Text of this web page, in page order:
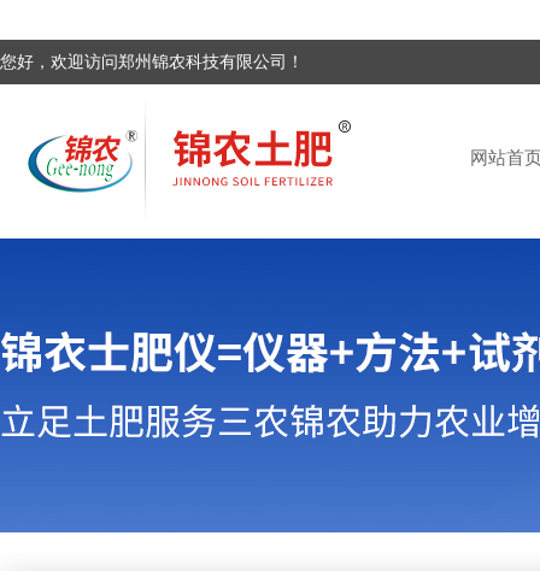
您好，欢迎访问郑州锦农科技有限公司！
网站首